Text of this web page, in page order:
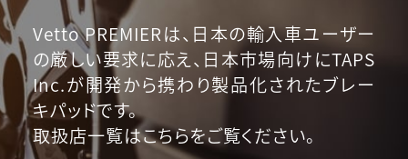
Vetto PREMIERは、日本の輸入車ユーザー
の厳しい要求に応え、日本市場向けにTAPS
Inc.が開発から携わり製品化されたブレー
キパッドです。
取扱店一覧はこちらをご覧ください。